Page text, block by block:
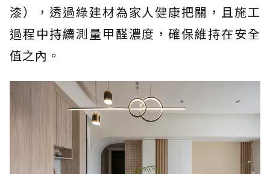
漆），透過綠建材為家人健康把關，且施工
過程中持續測量甲醛濃度，確保維持在安全
值之內。